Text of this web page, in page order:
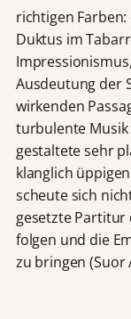
richtigen
Duktus im
Ausdeutung der
wirkenden
turbulente Musik
gestaltete sehr
klanglich
scheute sich
gesetzte
folgen und die
zu bringen (Suor